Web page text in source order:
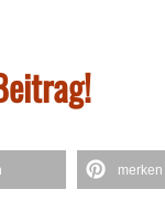
merken